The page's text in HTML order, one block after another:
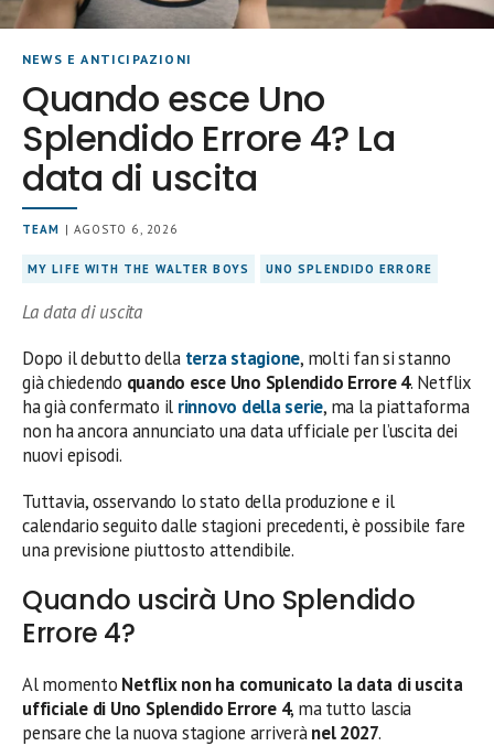
NEWS E ANTICIPAZIONI
Quando esce Uno
Splendido Errore 4? La
data di uscita
TEAM | AGOSTO 6, 2026
MY LIFE WITH THE WALTER BOYS UNO SPLENDIDO ERRORE
La data di uscita
Dopo il debutto della terza stagione, molti fan si stanno
già chiedendo quando esce Uno Splendido Errore 4. Netflix
ha già confermato il rinnovo della serie, ma la piattaforma
non ha ancora annunciato una data ufficiale per l’uscita dei
nuovi episodi.
Tuttavia, osservando lo stato della produzione e il
calendario seguito dalle stagioni precedenti, è possibile fare
una previsione piuttosto attendibile.
Quando uscirà Uno Splendido
Errore 4?
Al momento Netflix non ha comunicato la data di uscita
ufficiale di Uno Splendido Errore 4, ma tutto lascia
pensare che la nuova stagione arriverànel 2027.